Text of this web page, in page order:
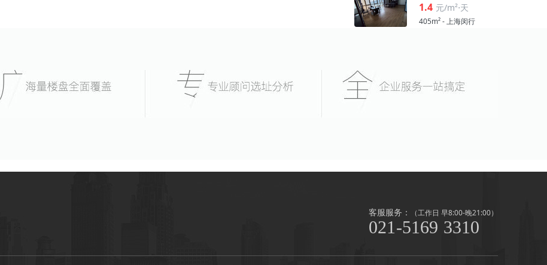
1.4 元/m²⋅天
405m² - 上海闵行
客服服务： （工作日 早8:00-晚21:00）
021-5169 3310